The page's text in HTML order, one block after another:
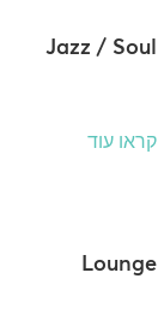
Jazz / Soul
קראו עוד
Lounge